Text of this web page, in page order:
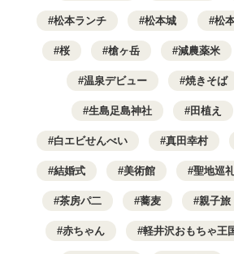
松本ランチ 松本城 松
桜 槍ヶ岳 減農薬米
温泉デビュー 焼きそば
生島足島神社 田植え
白エビせんべい 真田幸村
結婚式 美術館 聖地巡
茶房パ二 蕎麦 親子旅
赤ちゃん 軽井沢おもちゃ王